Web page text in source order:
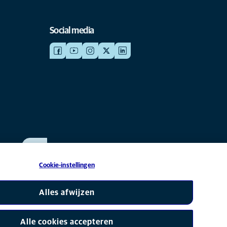
Social media
onderdeel van Mars, Inc © 2026
Cookie-instellingen
Alles afwijzen
Alle cookies accepteren